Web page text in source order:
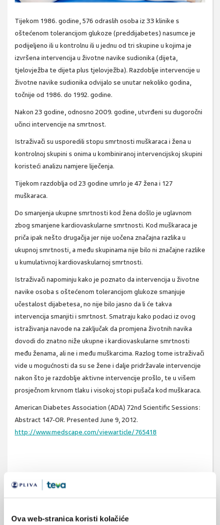
Ova web-stranica koristi kolačiće
Tijekom 1986. godine, 576 odraslih osoba iz 33 klinike s
oštećenom tolerancijom glukoze (preddijabetes) nasumce je
podijeljeno ili u kontrolnu ili u jednu od tri skupine u kojima je
izvršena intervencija u životne navike sudionika (dijeta,
tjelovježba te dijeta plus tjelovježba). Razdoblje intervencije u
životne navike sudionika odvijalo se unutar nekoliko godina,
točnije od 1986. do 1992. godine.
Nakon 23 godine, odnosno 2009. godine, utvrđeni su dugoročni
učinci intervencije na smrtnost.
Istraživači su usporedili stopu smrtnosti muškaraca i žena u
kontrolnoj skupini s onima u kombiniranoj intervencijskoj skupini
koristeći analizu namjere liječenja.
Tijekom razdoblja od 23 godine umrlo je 47 žena i 127
muškaraca.
Do smanjenja ukupne smrtnosti kod žena došlo je uglavnom
zbog smanjene kardiovaskularne smrtnosti. Kod muškaraca je
priča ipak nešto drugačija jer nije uočena značajna razlika u
ukupnoj smrtnosti, a među skupinama nije bilo ni značajne razlike
u kumulativnoj kardiovaskularnoj smrtnosti.
Istraživači napominju kako je poznato da intervencija u životne
navike osoba s oštećenom tolerancijom glukoze smanjuje
učestalost dijabetesa, no nije bilo jasno da li će takva
intervencija smanjiti i smrtnost. Smatraju kako podaci iz ovog
istraživanja navode na zaključak da promjena životnih navika
dovodi do znatno niže ukupne i kardiovaskularne smrtnosti
među ženama, ali ne i među muškarcima. Razlog tome istraživači
vide u mogućnosti da su se žene i dalje pridržavale intervencije
nakon što je razdoblje aktivne intervencije prošlo, te u višem
prosječnom krvnom tlaku i visokoj stopi pušača kod muškaraca.
American Diabetes Association (ADA) 72nd Scientific Sessions:
Abstract 147-OR. Presented June 9, 2012.
http://www.medscape.com/viewarticle/765418